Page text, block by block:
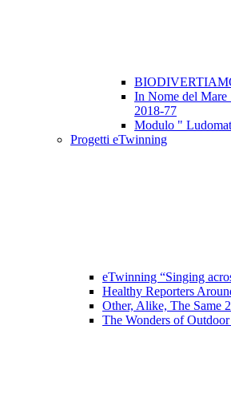
In Nome del
2018-77
Modulo "
Progetti eTwinning
eTwinning “Singing
Healthy Reporters
Other, Alike, The Same
The Wonders of